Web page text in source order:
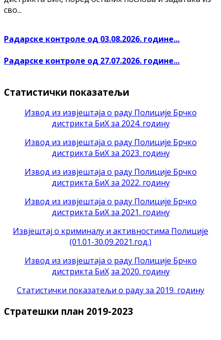
сво...
Радарске контроле од 03.08.2026. године...
Радарске контроле од 27.07.2026. године...
Статистички показатељи
Извод из извјештаја о раду Полиције Брчко
дистрикта БиХ за 2024. годину
Извод из извјештаја о раду Полиције Брчко
дистрикта БиХ за 2023. годину
Извод из извјештаја о раду Полиције Брчко
дистрикта БиХ за 2022. годину
Извод из извјештаја о раду Полиције Брчко
дистрикта БиХ за 2021. годину
Извјештај о криминалу и активностима Полиције
(01.01-30.09.2021.год.)
Извод из извјештаја о раду Полиције Брчко
дистрикта БиХ за 2020. годину
Статистички показатељи о раду за 2019. годину
Стратешки план 2019-2023